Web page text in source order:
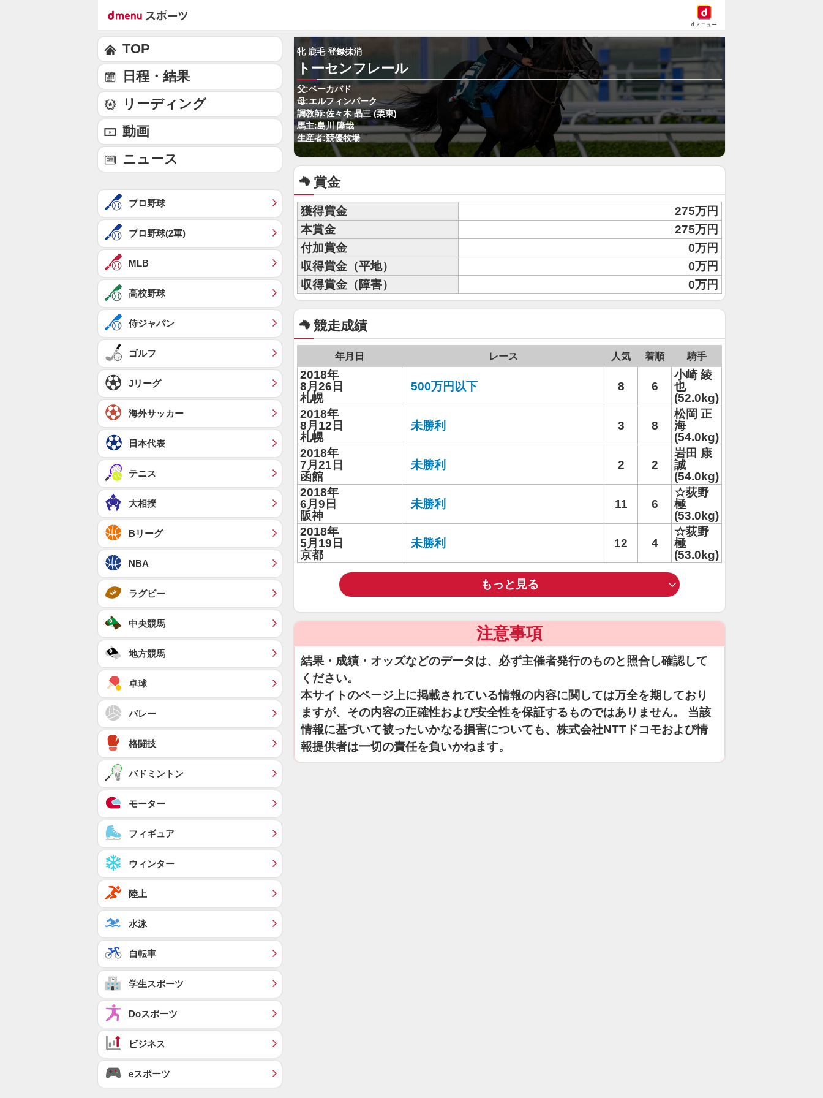
dメニュー
牝 鹿毛 登録抹消
トーセンフレール
父:ベーカバド
母:エルフィンパーク
調教師:佐々木 晶三 (栗東)
馬主:島川 隆哉
生産者:競優牧場
賞金
獲得賞金
275万円
本賞金
275万円
付加賞金
0万円
収得賞金（平地）
0万円
収得賞金（障害）
0万円
競走成績
年月日 レース 人気 着順 騎手
2018年
8月26日
札幌
500万円以下 8 6
小崎 綾
也
(52.0kg)
2018年
8月12日
札幌
未勝利 3 8
松岡 正
海
(54.0kg)
2018年
7月21日
函館
未勝利 2 2
岩田 康
誠
(54.0kg)
2018年
6月9日
阪神
未勝利 11 6
☆荻野
極
(53.0kg)
2018年
5月19日
京都
未勝利 12 4
☆荻野
極
(53.0kg)
もっと見る
注意事項
結果・成績・オッズなどのデータは、必ず主催者発行のものと照合し確認して
ください。
本サイトのページ上に掲載されている情報の内容に関しては万全を期しており
ますが、その内容の正確性および安全性を保証するものではありません。 当該
情報に基づいて被ったいかなる損害についても、株式会社NTTドコモおよび情
報提供者は一切の責任を負いかねます。
TOP
日程・結果
リーディング
動画
ニュース
プロ野球
プロ野球(2軍)
MLB
高校野球
侍ジャパン
ゴルフ
Jリーグ
海外サッカー
日本代表
テニス
大相撲
Bリーグ
NBA
ラグビー
中央競馬
地方競馬
卓球
バレー
格闘技
バドミントン
モーター
フィギュア
ウィンター
陸上
水泳
自転車
学生スポーツ
Doスポーツ
ビジネス
eスポーツ